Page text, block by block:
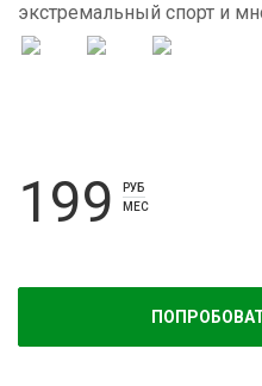
экстремальный спорт и
199
РУБ
МЕС